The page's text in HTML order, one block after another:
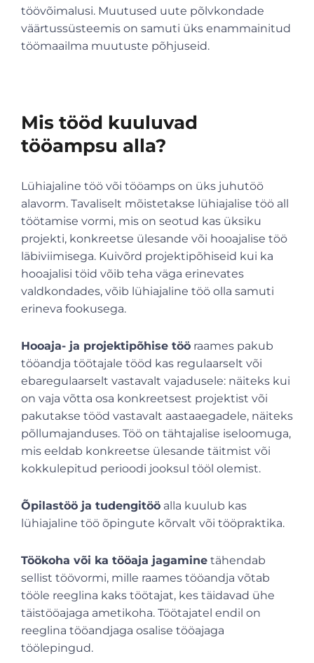
töövõimalusi. Muutused uute põlvkondade
väärtussüsteemis on samuti üks enammainitud
töömaailma muutuste põhjuseid.
Mis tööd kuuluvad
tööampsu alla?
Lühiajaline töö või tööamps on üks juhutöö
alavorm. Tavaliselt mõistetakse lühiajalise töö all
töötamise vormi, mis on seotud kas üksiku
projekti, konkreetse ülesande või hooajalise töö
läbiviimisega. Kuivõrd projektipõhiseid kui ka
hooajalisi töid võib teha väga erinevates
valdkondades, võib lühiajaline töö olla samuti
erineva fookusega.
Hooaja- ja projektipõhise töö raames pakub
tööandja töötajale tööd kas regulaarselt või
ebaregulaarselt vastavalt vajadusele: näiteks kui
on vaja võtta osa konkreetsest projektist või
pakutakse tööd vastavalt aastaaegadele, näiteks
põllumajanduses. Töö on tähtajalise iseloomuga,
mis eeldab konkreetse ülesande täitmist või
kokkulepitud perioodi jooksul tööl olemist.
Õpilastöö ja tudengitöö alla kuulub kas
lühiajaline töö õpingute kõrvalt või tööpraktika.
Töökoha või ka tööaja jagamine tähendab
sellist töövormi, mille raames tööandja võtab
tööle reeglina kaks töötajat, kes täidavad ühe
täistööajaga ametikoha. Töötajatel endil on
reeglina tööandjaga osalise tööajaga
töölepingud.